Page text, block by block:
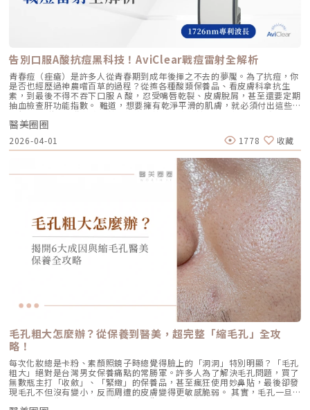
乾燥、毛孔粗大、膚色不均或膚質粗糙，希望透過深層保濕來全面提升膚況
的人。 追求自然效果者： 不希望外觀有大幅度改變，只想透過自然、漸進
的方式讓自己看起來更年輕、更有氣色。 對其他療程敏感者： 曾對雷射、
能量儀器等療程反應較大，或希望尋找一種低風險、低修復期的保養方式。
忙碌但仍想維持好氣色的族群非常友善。璞菲洛療程建議與效果說明璞菲洛
建議以三次療程為一完整週期，前兩次治療間隔約30天，第三次則可延長至
4至6個月後進行。必要時，醫師會根據患者肌膚老化程度，評估是否安排加
強治療，以達到最佳效果。大部分患者在首次治療後約2至4週，能感受到肌
膚保濕度提升與質感柔嫩。完整療程結束後，肌膚彈性、細緻度與毛孔緊實
度明顯改善，效果可維持數月，期間因人而異，與個人膚質及保養習慣相
關。針對肌膚老化較嚴重的患者，醫師會提供客製化療程方案，確保治療成
效符合期待。為何完成完整療程後仍需定期補打？雖然Profhilo在第一年完
成三次療程後，可促進皮膚彈力蛋白的新生，但其成分會在體內逐漸代謝，
約在施打後28天開始減少。儘管如此，Profhilo所啟動的生物刺激作用能持
續約3個月左右。隨著時間流逝，皮膚的保濕度與細胞活化功能會逐漸降
低，肌膚質感可能回復至治療前的狀態。加上年齡增長與環境壓力，皮膚細
胞活力下降，因此建議每3至4個月進行一次補打，持續激活肌膚，維持年輕
健康。一項針對40至65歲受試者的研究顯示，接受兩次Profhilo注射（間
隔30天）後，在1個月與4個月的評估中，皮膚彈性與保濕度均有顯著提
升，且效果可維持至少4個月。受試者自我評估亦反映皺紋減少、肌膚更緊
緻，印證持續治療的重要性。（參考來源：Sparavigna et al., 2022）璞
菲洛療程前後注意事項術前： 停止服用抗凝血藥物（如阿斯匹靈、維他命
E） 治療當天避免化妝、飲酒 保持作息規律，避免熬夜與重度壓力術後：
24小時內避免按摩施打部位 三天內避免劇烈運動與三溫暖 一週內避免臉部
熱敷與刺激性護膚產品 建議加強保濕、防曬，幫助效果延長璞菲洛副作用
與風險Profhilo屬於非交聯玻尿酸，不含化學交聯劑，生物相容性極佳，副
作用相對少。常見輕微反應包括： 注射處短暫腫脹、微紅 局部輕微瘀青
（數日內可自行消退） 極少數人可能會有輕微搔癢或壓痛感，通常在數天
內緩解※ 選擇合法診所與原廠授權產品，是避免療程風險最關鍵的因素。
為什麼 Profhilo 成為新一代醫美趨勢？隨著醫美觀念的演變，越來越多人
追求自然、柔和的改善效果，不希望臉部看起來僵硬或過度膨脹。Profhilo
與傳統填充型療程最大的不同，在於它獨特的「重建」式作用。Profhilo
並非單純地填補，而是將高濃度玻尿酸均勻分布於肌膚真皮層，從底層刺激
膠原蛋白與彈力蛋白新生，啟動肌膚的自我修復能力，讓效果柔和自然，能
有效降低傳統填充物可能帶來的異物感，也更貼近肌膚自然老化的邏輯。此
外，Profhilo 完美契合了當前醫美市場「微侵入式」與「預防型保養」的
趨勢。它填補了日常保養品與侵入式手術之間的空缺，不需像肉毒桿菌那樣
限制表情，也不需要像手術拉皮那樣漫長的恢復期。對於生活忙碌、注重效
率的現代人來說，這讓它更容易被接受，成為許多人延緩老化、提升膚質的
首選。臨床案例分享以下為原廠提供的實際案例，透過Profhilo逆時針療
「拉提」還是「緊緻」？很多客人到診間會直接說：「我要打音波。」但我
通常會先進行細緻的觸診與影像觀察，因為「鬆弛」其實分為不同層次。如
果診斷錯誤，治療效果就會大打折扣。我將臉部老化歸納為三種主要型態，
並給予不同的客製化建議：2.1 筋膜鬆弛型（結構下垂）這是最適合美國音
墜。這類問題的根源在於 SMAS 筋膜層失去張力，需要透過美音二代深達
4.5mm 的聚焦能量，從地基進行「拉提」。2.2 表皮鬆弛型（膚質鬆軟）
如果妳覺得臉部皮膚軟爛、毛孔粗大、布滿細紋，這通常是真皮層膠原蛋白
流失。此時我會建議以「無雙電波」或「鳳凰電波」為主，強化表層的「緊
緻」，若能搭配美音二代 1.5mm 或 3.0mm 的探頭進行分層治療，效果會
更全面。2.3 脂肪下移型（贅肉堆積）有些人老化表現是法令紋上方擠出一
塊肉，或是出現明顯的雙下巴。這類族群除了筋膜拉提，還需要美音二代對
脂肪組織產生的微熱效應來進行收斂，收緊鬆贅組織，恢復線條的俐落感。
三、 關於痛感與效果：二代真的不一樣嗎？「醫師，聽說美國音波非常
痛，是真的嗎？」這是許多客人心中的陰影。的確，第一代美國音波因其能
量輸出極為強悍扎實，對某些痛感較敏感的客人來說確實是一大挑戰。但
Ultherapy Prime（美音二代）在 2026 年能被醫美圈推崇，關鍵就在於它
大幅優化了「舒適度」。3.1 減痛技術的優化美音二代優化了能量輸出的波
型與頻率，使熱能釋放更加穩定均勻。在臨床操作中，我發現客人的耐受度
顯著提升，不再需要像早期那樣「痛到想哭」。 見效時間：治療當下因組
織受熱收縮，會有 10-20% 的即時拉提感。真正的巔峰效果會在術後 2–3
個月，隨著膠原蛋白的大量新生，輪廓會日益清晰。 維持時間：在規律的
生活作息下，一次優良的治療效果可維持 12–18 個月。四、 蔡醫師的減齡
處方箋：美音二代的精準佈點很多診所標榜「破千條」的音波，但我始終堅
持：條數不是越多越好，精準度才是關鍵。過多的能量可能造成脂肪萎縮
（臉凹），過少則無感。在辰美學，我會根據每一位客人的臉型厚薄、鬆弛
程度，規劃專屬的能量地圖。以下是 2026 年我常用的建議處方： 施作區
更好的「精緻度」，我常會建議在音波拉提後，搭配再生針（瑞德喜）進行
外輪廓的固定，或是以「混合式填充」補足流失的骨架支撐。這種「由內拉
提、由外固定」的複合思維，才是現代抗老的趨勢。五、 2026 醫美行情與
避坑建議當妳搜尋「美國音波二代價格」時，會發現市場行情落差很大。身
為醫師，我必須提醒大家，費用背後包含的是原廠探頭成本、儀器維護、以
及最重要的「醫師的技術與判讀經驗」。 認明原廠授權：施打前請掃描儀
器與探頭 QR Code，確保非水貨或非法翻新探頭。 選擇認證醫師：音波拉
提需要精準的解剖學知識，只有受過原廠培訓的醫師，才能在「安全邊界
內」將能量發揮到極致。六、 結語：愛美，是為了成就更好的自己我常
說，醫美的意義不在於把妳變成另外一個人，而在於「找回最巔峰狀態的
妳」。看著客人在治療後，重新對鏡子裡的自己露出自信的微笑，那是我身
告別口服A酸抗痘黑科技！AviClear戰痘雷射全解析
青春痘（痤瘡）是許多人從青春期到成年後揮之不去的夢魘。為了抗痘，你
是否也經歷過神農嚐百草的過程？從擦各種酸類保養品、看皮膚科拿抗生
素，到最後不得不吞下口服 A 酸，忍受嘴唇乾裂、皮膚脫屑，甚至還要定期
抽血檢查肝功能指數。 難道，想要擁有乾淨平滑的肌膚，就必須付出這些
代價嗎？ 隨著醫學美容科技的進步，抗痘治療終於迎來了劃時代的突破。
全球首款獲得美國 FDA 認證，專門針對「皮脂腺」進行治療的 AviClear 戰
痘雷射 正式問世。它主打不需依賴藥物、無嚴重副作用，透過專利
1726nm 波長雷射，從根源「關閉」過度活躍的皮脂腺。 這篇文章將帶你
全面深入了解 AviClear 戰痘雷射的作用原理、與傳統治療的差異、療程細
節以及真實的術後效果，幫助你評估這項抗痘黑科技是否適合自己。為什麼
痘痘總是反覆發作？看懂萬惡之源「皮脂腺」在認識 AviClear 戰痘雷射之
前，我們必須先了解痘痘（痤瘡）究竟是怎麼形成。青春痘的生成機制主要
包含四大關鍵： 皮脂分泌過盛：受到賀爾蒙、壓力、飲食或基因影響，皮
脂腺製造出過多的油脂。 毛囊角化異常：老廢角質無法正常代謝，與油脂
混合後堵塞毛孔，形成粉刺。 痤瘡桿菌增生：堵塞的無氧毛孔成為痤瘡桿
菌（C. acnes）的溫床，細菌大量繁殖。 發炎反應：細菌代謝物引發免疫
反應，導致紅腫、化膿，形成嚴重的囊腫型或膿皰型痘痘。在這四個環節
中，「皮脂分泌過盛」是啟動後續一連串災難的開關。傳統的治療方式，如
抗生素主要針對殺菌；外用酸類主要針對去角質。唯有口服 A 酸能夠有效抑
制皮脂腺分泌，這也是為什麼口服 A 酸過去被視為治療嚴重痘痘的終極武
器。然而，口服 A 酸伴隨著全身性的副作用。而 AviClear 戰痘雷射的誕
生，就是為了一次解決這個痛點：我們能不能在不吃藥的情況下，精準且長
效地控制皮脂腺？什麼是 AviClear 戰痘雷射？解密 1726nm 的物理奇蹟
AviClear 戰痘雷射是一台利用特定波長光能來治療痤瘡的醫療儀器。它的核
心技術在於突破性的1726nm 波長雷射。1. 為什麼是 1726nm 波長？「專
吃油脂」的標靶治療在雷射醫學中，不同的波長會被不同的目標物（如黑色
素、血紅素、水分）吸收。1726nm 這個波長非常特殊，它在人體組織
中，被皮脂（油脂）吸收的效率，大約是被水分吸收的 2 倍。當 AviClear
的雷射光束打入真皮層時，能量會精準地被富含油脂的「皮脂腺」大量吸
收，進而產生熱能。這些熱能會破壞過度活躍的皮脂腺細胞，變得萎縮、分
泌量大幅下降。當沒有過多的油脂，毛孔就不易堵塞，痤瘡桿菌也失去了生
存的養分，痘痘自然就失去了生長的溫床。2. AviCool™ 藍寶石冷卻系統：
保護表皮，大幅提升舒適度既然要用熱能破壞深層的皮脂腺，表皮會不會被
燙傷？這正是 AviClear 的另一項核心專利。機器配備了專屬的 AviCool™
藍寶石接觸式冷卻系統。在雷射擊發前、擊發中與擊發後，冷卻系統會持續
醫美圈圈
2026-04-01 1778 收藏
毛孔粗大怎麼辦？從保養到醫美，超完整「縮毛孔」全攻
略！
每次化妝總是卡粉、素顏照鏡子時總覺得臉上的「洞洞」特別明顯？「毛孔
粗大」絕對是台灣男女保養痛點的常勝軍。許多人為了解決毛孔問題，買了
無數瓶主打「收斂」、「緊緻」的保養品，甚至瘋狂使用妙鼻貼，最後卻發
現毛孔不但沒有變小，反而周遭的皮膚變得更敏感脆弱。 其實，毛孔一旦
被撐大，就像是被撐鬆的橡皮筋，光靠日常塗抹保養品是很難「完全逆轉」